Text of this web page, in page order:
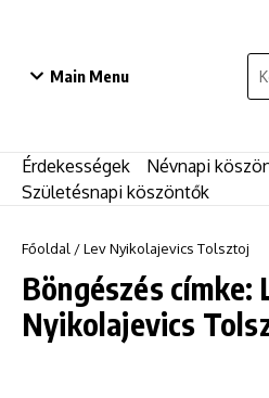
Main Menu
Érdekességek
Névnapi
Születésnapi köszöntők
Főoldal /Lev Nyikolajevics Tolsztoj
Böngészés címke:
Nyikolajevics